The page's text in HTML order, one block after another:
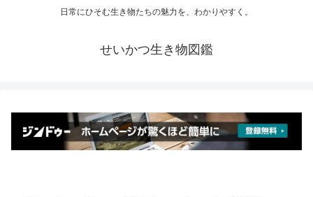
日常にひそむ生き物たちの魅力を、わかりやすく。
せいかつ生き物図鑑